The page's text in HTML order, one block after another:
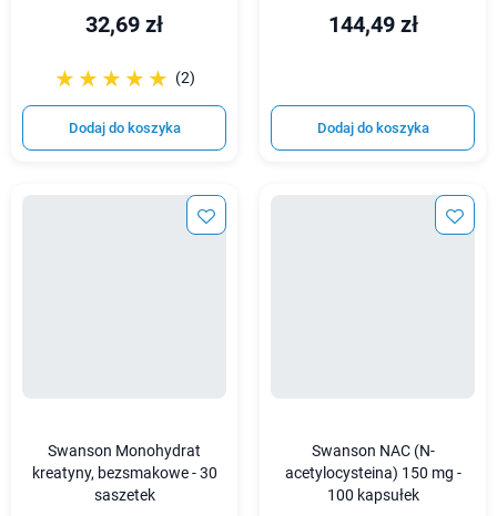
32,69 zł
☆☆☆☆☆
★★★★★ (2)
Dodaj do koszyka
144,49 zł
Dodaj do koszyka
Swanson Monohydrat
kreatyny, bezsmakowe - 30
saszetek
Swanson NAC (N-
acetylocysteina) 150 mg -
100 kapsułek